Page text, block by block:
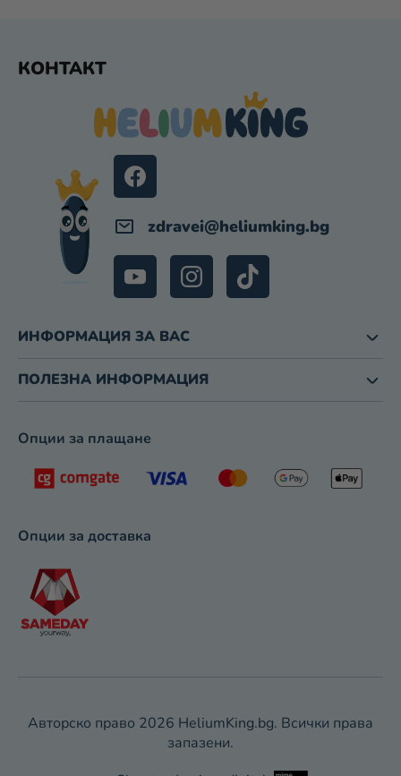
А
И
О
Я
В
А
Н
КОНТАКТ
zdravei@heliumking.bg
ИНФОРМАЦИЯ ЗА ВАС
ПОЛЕЗНА ИНФОРМАЦИЯ
Опции за плащане
Опции за доставка
Авторско право 2026 HeliumKing.bg. Всички права
запазени.